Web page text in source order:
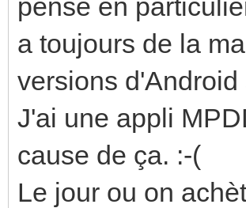
pense en
a toujours de la
versions
J'ai une appli
cause de ça. :-(
Le jour ou on